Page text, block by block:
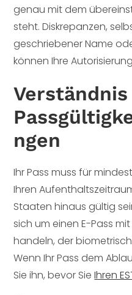
genau mit dem
steht. Diskrepanzen,
geschriebener Name
können Ihre
ngen
Ihr Pass muss für
Ihren
Staaten hinaus gültig
sich um einen E-Pass
handeln, der
Wenn Ihr Pass dem
Sie ihn, bevor SieIhren